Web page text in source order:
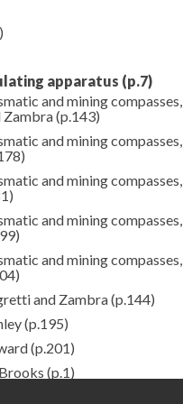
apparatus (p.7)
and mining compasses,
Zambra(p.143)
and mining compasses,
and mining compasses,
and mining compasses,
and mining compasses,
and Zambra(p.144)
(p.195)
(p.201)
(p.1)